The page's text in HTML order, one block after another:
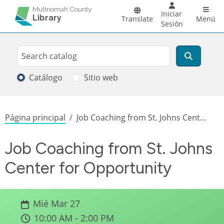
Pasar al contenido principal
Multnomah County
Library Translate
Iniciar
Sesión
Menú
Search
Buscar
Catálogo Sitio web
Sobrescribir enlaces de ayuda a la
Página principal Job Coaching from St. Johns Cent...
Job Coaching from St. Johns
Center for Opportunity
Mié Mar 27
10:00 AM - 2:00 PM